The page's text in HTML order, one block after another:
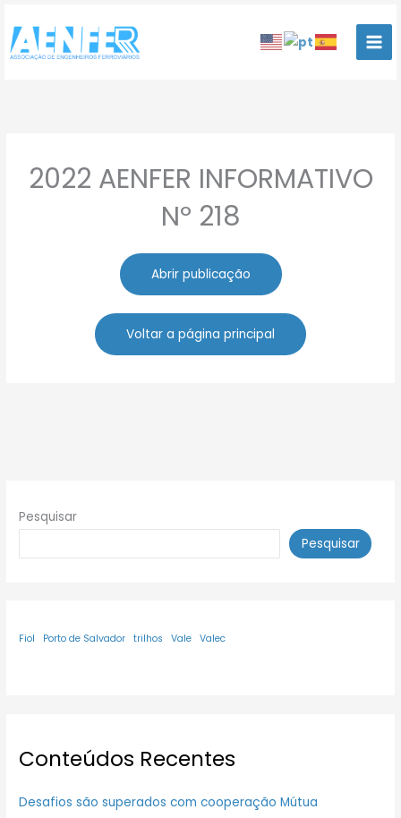
para
conteúdo
2022 AENFER INFORMATIVO
Nº 218
Abrir publicação
Voltar a página principal
Pesquisar
Pesquisar
Fiol Porto de Salvador trilhos Vale Valec
Conteúdos Recentes
Desafios são superados com cooperação Mútua